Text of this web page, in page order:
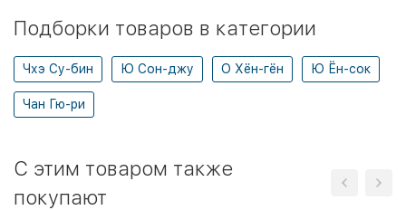
Подборки товаров в категории
Чхэ Су-бин Ю Сон-джу О Хён-гён Ю Ён-сок
Чан Гю-ри
C этим товаром также
покупают